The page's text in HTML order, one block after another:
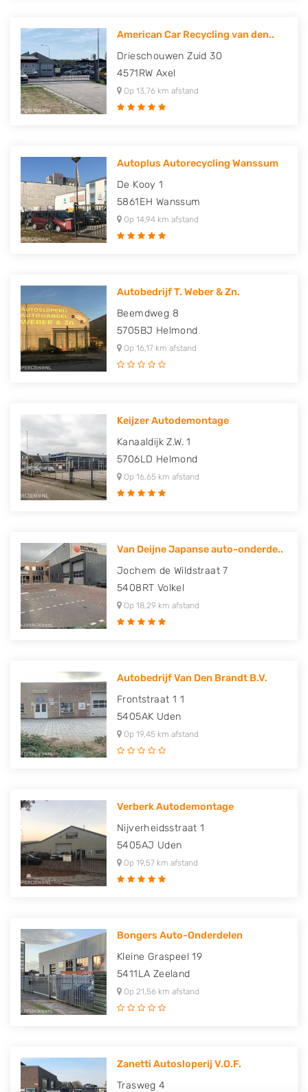
American Car Recycling van den..
Drieschouwen Zuid 30
4571RW Axel
Op 13,76 km afstand
Autoplus Autorecycling Wanssum
De Kooy 1
5861EH Wanssum
Op 14,94 km afstand
Autobedrijf T. Weber & Zn.
Beemdweg 8
5705BJ Helmond
Op 16,17 km afstand
Keijzer Autodemontage
Kanaaldijk Z.W. 1
5706LD Helmond
Op 16,65 km afstand
Van Deijne Japanse auto-onderde..
Jochem de Wildstraat 7
5408RT Volkel
Op 18,29 km afstand
Autobedrijf Van Den Brandt B.V.
Frontstraat 1 1
5405AK Uden
Op 19,45 km afstand
Verberk Autodemontage
Nijverheidsstraat 1
5405AJ Uden
Op 19,57 km afstand
Bongers Auto-Onderdelen
Kleine Graspeel 19
5411LA Zeeland
Op 21,56 km afstand
Zanetti Autosloperij V.O.F.
Trasweg 4